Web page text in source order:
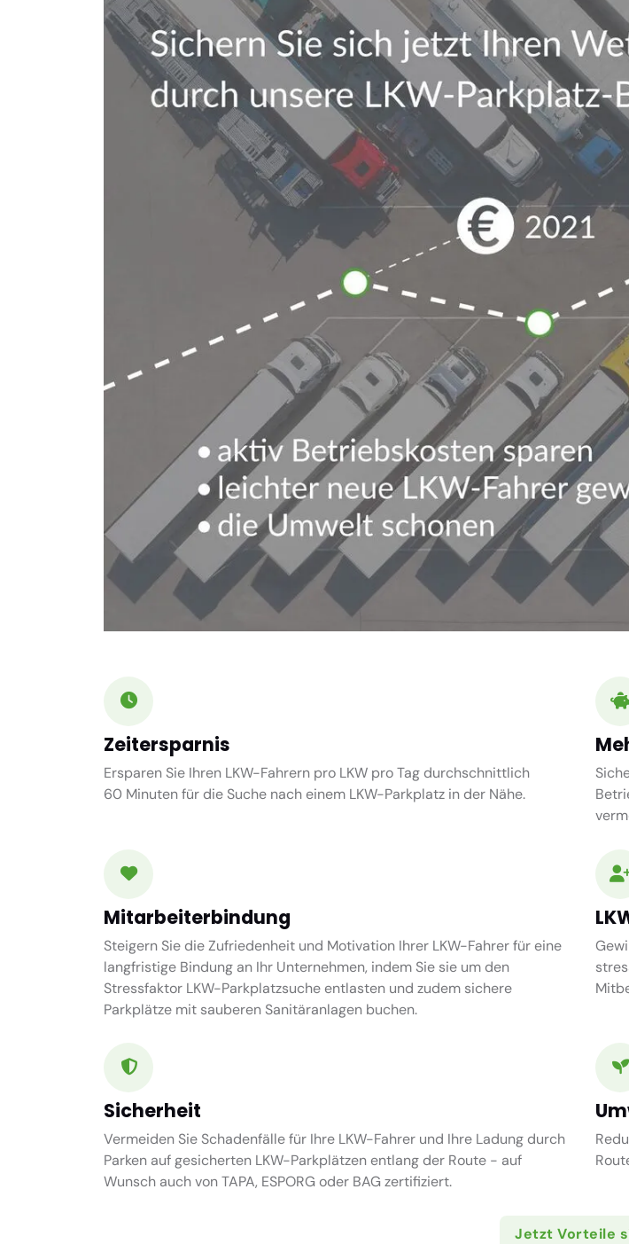
Zeitersparnis
Ersparen Sie Ihren LKW-Fahrern pro LKW pro Tag durchschnittlich
60 Minutenfür die Suche nach einem LKW-Parkplatz in der Nähe.
Mitarbeiterbindung
Steigern Sie die Zufriedenheit und Motivation Ihrer LKW-Fahrer für eine
langfristige Bindung an Ihr Unternehmen, indem Sie sie um den
Stressfaktor LKW-Parkplatzsuche entlasten und zudem sichere
Parkplätze mit sauberen Sanitäranlagen buchen.
Sicherheit
Vermeiden Sie Schadenfälle für Ihre LKW-Fahrer und Ihre Ladung durch
Parken auf gesicherten LKW-Parkplätzen entlang der Route - auf
Wunsch auch von TAPA, ESPORG oder BAG zertifiziert.
Jetzt Vorteile